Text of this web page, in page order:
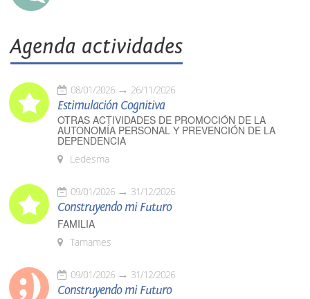
Agenda actividades
08/01/2026 26/11/2026
Estimulación Cognitiva
OTRAS ACTIVIDADES DE PROMOCIÓN DE LA
AUTONOMÍA PERSONAL Y PREVENCIÓN DE LA
DEPENDENCIA
Ledesma
09/01/2026 31/12/2026
Construyendo mi Futuro
FAMILIA
Tamames
09/01/2026 31/12/2026
Construyendo mi Futuro